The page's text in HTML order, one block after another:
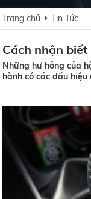
Trang chủ Tin Tức
Cách nhận
Những hư hỏng của
hành có các dấu hiệu